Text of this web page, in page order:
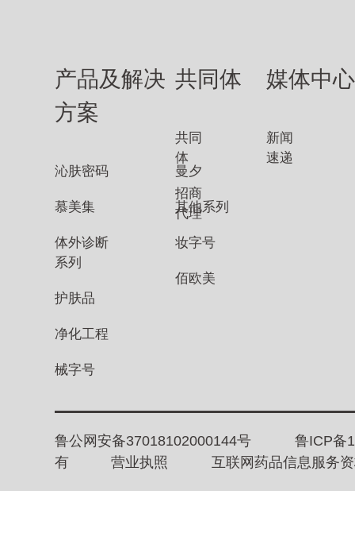
产品及解决
方案
沁肤密码
慕美集
体外诊断
系列
护肤品
净化工程
械字号
曼夕
其他系列
妆字号
佰欧美
共同体
共同
体
招商
代理
媒体中心
新闻
速递
鲁公网安备37018102000144号
鲁ICP备
有
营业执照 互联网药品信息服务